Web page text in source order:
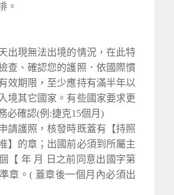
。
出現無法出境的情況，在此特
查、確認您的護照．依國際慣
效期限，至少應持有滿半年以
境其它國家。有些國家要求更
必確認(例:捷克15個月)
請護照，核發時既蓋有【持照
】的章；出國前必須到所屬主
【 年 月 日之前同意出國字第
章。( 蓋章後一個月內必須出